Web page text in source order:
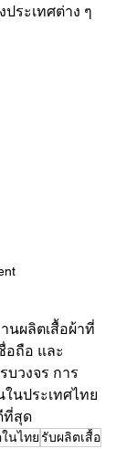
ระเทศต่าง ๆ
นผลิตเสื้อผ้าที่
อถือ และ
วงจร การ
ในประเทศไทย
ที่สุด
นไทยรับผลิตเสื้อ